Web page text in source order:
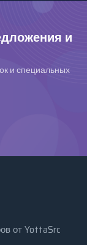
и
и специальных
от YottaSrc